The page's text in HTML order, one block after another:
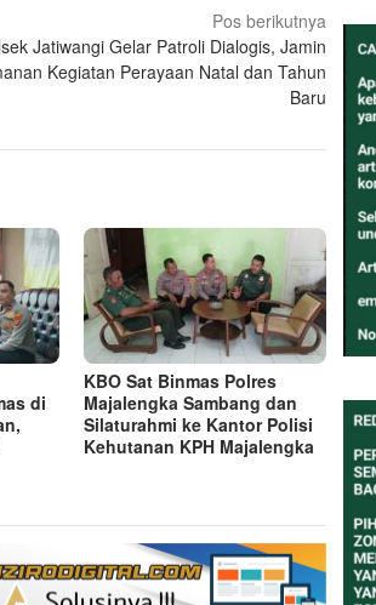
Pos berikutnya
Jatiwangi Gelar Patroli Dialogis, Jamin
Kegiatan Perayaan Natal dan Tahun
Baru
di
KBO Sat Binmas Polres
Majalengka Sambang dan
Silaturahmi ke Kantor Polisi
Kehutanan KPH Majalengka